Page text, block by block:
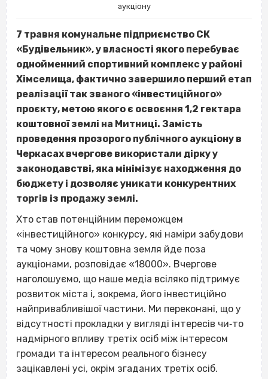
аукціону
7 травня комунальне підприємство СК
«Будівельник», у власності якого перебуває
однойменний спортивний комплекс у районі
Хімселища, фактично завершило перший етап
реалізації так званого «інвестиційного»
проєкту, метою якого є освоєння 1,2 гектара
коштовної землі на Митниці. Замість
проведення прозорого публічного аукціону в
Черкасах вчергове використали дірку у
законодавстві, яка мінімізує находження до
бюджету і дозволяє уникати конкурентних
торгів із продажу землі.
Хто став потенційним переможцем
«інвестиційного» конкурсу, які наміри забудови
та чому знову коштовна земля йде поза
аукціонами, розповідає «18000». Вчергове
наголошуємо, що наше медіа всіляко підтримує
розвиток міста і, зокрема, його інвестиційно
найпривабливішої частини. Ми переконані, що у
відсутності прокладки у вигляді інтересів чи‐то
надмірного впливу третіх осіб між інтересом
громади та інтересом реального бізнесу
зацікавлені усі, окрім згаданих третіх осіб.